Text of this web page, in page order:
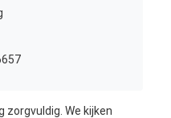
zorgvuldig. We kijken